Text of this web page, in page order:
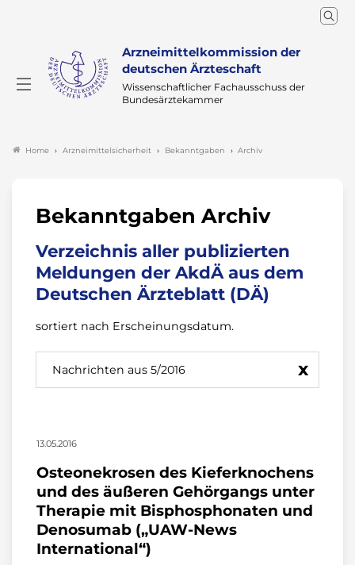
Arzneimittelkommission der
deutschen Ärzteschaft
Wissenschaftlicher Fachausschuss der
Bundesärztekammer
Home Arzneimittelsicherheit Bekanntgaben Archiv
Bekanntgaben Archiv
Verzeichnis aller publizierten
Meldungen der AkdÄ aus dem
Deutschen Ärzteblatt (DÄ)
sortiert nach Erscheinungsdatum.
Nachrichten aus 5/2016 x
13.05.2016
Osteonekrosen des Kieferknochens
und des äußeren Gehörgangs unter
Therapie mit Bisphosphonaten und
Denosumab („UAW-News
International“)